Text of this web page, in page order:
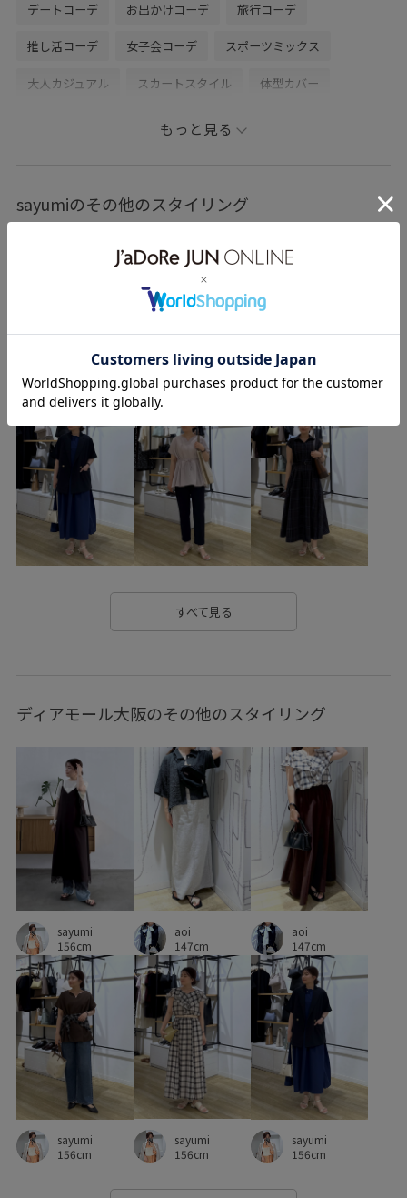
デートコーデ お出かけコーデ 旅行コーデ
推し活コーデ 女子会コーデ スポーツミックス
大人カジュアル スカートスタイル 体型カバー
別注アイテム
スカート バッグ
GIA15100 GIU15100 GIX15140
comfyshirt RP25SS RP25SSPREORDER
ウエストがゴム オフホワイト クロップド丈
クーポン対象商品 コットン
スウェット スタイリング スッキリ スパンコール
スリット ノーカラーデザイン バックスリット
バブーシュ バレエシューズ パンツ フーディー
ブラック ペプラム ホワイト ボイル
ワンピース
切り替え 別注 歩きやすい
透け感 通気性 長め丈
もっと見る
sayumiのその他のスタイリング
すべて見る
ディアモール大阪のその他のスタイリング
sayumi
156cm
aoi
147cm
aoi
147cm
sayumi
156cm
sayumi
156cm
sayumi
156cm